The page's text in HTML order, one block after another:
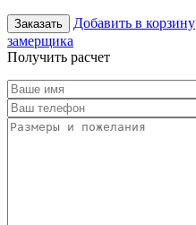
Заказать Добавить в корзину
замерщика
Получить расчет